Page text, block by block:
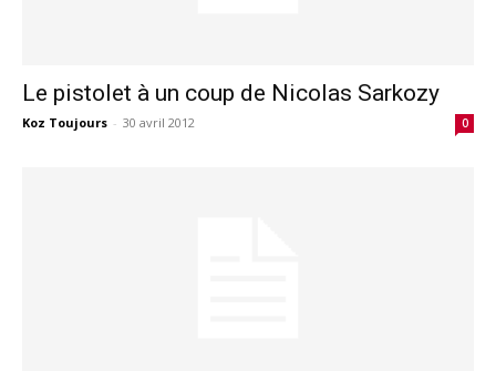
Le pistolet à un coup de Nicolas Sarkozy
Koz Toujours - 30 avril 2012 0